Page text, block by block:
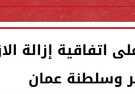
اتفاقية إزالة
وسلطنة عمان